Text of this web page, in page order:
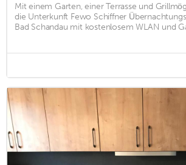
Mit einem Garten, einer Terrasse und
die Unterkunft Fewo Schiffner
Bad Schandau mit kostenlosem WLAN und